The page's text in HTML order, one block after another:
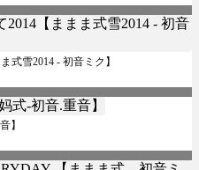
式雪2014 - 初音ミク】
】